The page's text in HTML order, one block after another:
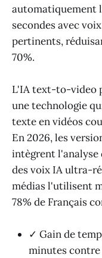
automatiquement
secondes avec
pertinents,
70%.
L'IA text-to-video
une technologie
texte en vidéos
En 2026, les
intègrent l'analyse
des voix IA ultra-
médias l'utilisent
78% de Français
✓ Gain de
minutes